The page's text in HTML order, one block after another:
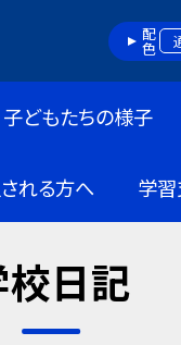
配色
子どもたちの様子
れる方へ 学
日記